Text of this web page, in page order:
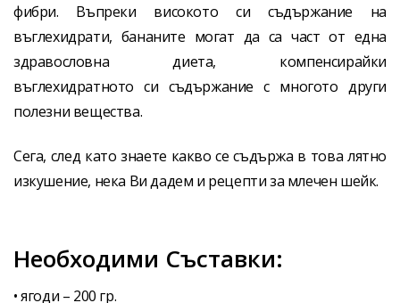
фибри. Въпреки високото си съдържание на
въглехидрати, бананите могат да са част от една
здравословна диета, компенсирайки
въглехидратното си съдържание с многото други
полезни вещества.
Сега, след като знаете какво се съдържа в това лятно
изкушение, нека Ви дадем и рецепти за млечен шейк.
Необходими Съставки:
• ягоди – 200 гр.